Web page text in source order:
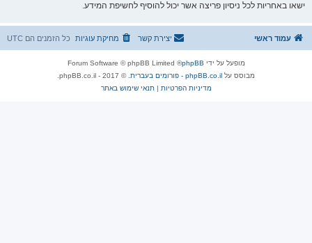
ישאו באחריות לכל ניסיון פריצה אשר יכול להוסיף לחשיפת המידע.
עמוד ראשי כל הזמנים הם UTC מחיקת עוגיות יצירת קשר
מופעל על ידי phpBB
® Forum Software © phpBB Limited
מבוסס על phpBB.co.il - פורומים בעברית
. © 2017 - phpBB.co.il.
מדיניות הפרטיות |תנאי שימוש באתר